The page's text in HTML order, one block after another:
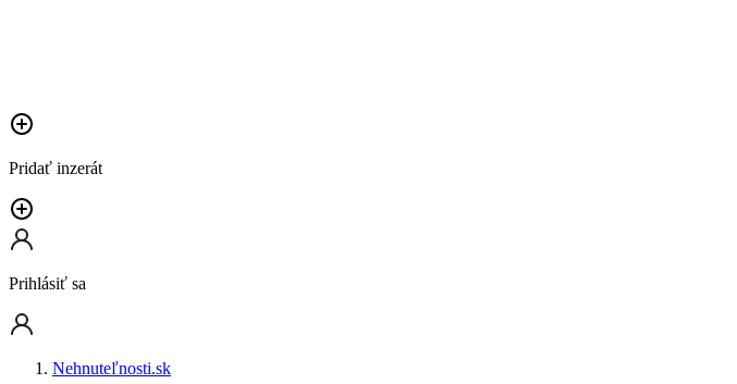
Pridať inzerát
Prihlásiť sa
Nehnuteľnosti.sk